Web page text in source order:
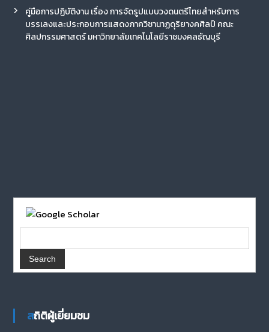
คู่มือการปฏิบัติงาน เรื่อง การจัดรูปแบบวงดนตรีไทยสำหรับการ
บรรเลงและประกอบการแสดงภาควิชานาฏดุริยางคศิลป์ คณะ
ศิลปกรรมศาสตร์ มหาวิทยาลัยเทคโนโลยีราชมงคลธัญบุรี
สถิติผู้เยี่ยมชม